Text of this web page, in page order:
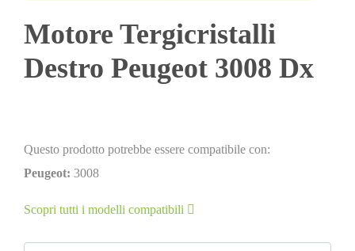
Motore Tergicristalli
Destro Peugeot 3008 Dx
Questo prodotto potrebbe essere compatibile con:
Peugeot: 3008
Scopri tutti i modelli compatibili